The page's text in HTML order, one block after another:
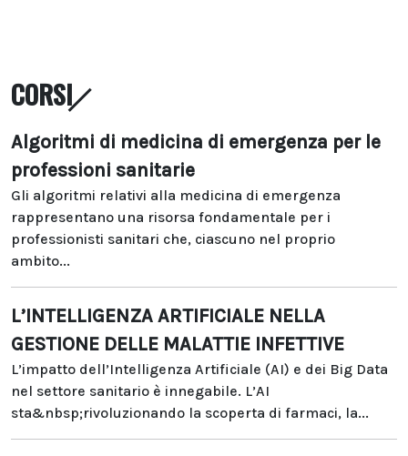
CORSI
Algoritmi di medicina di emergenza per le
professioni sanitarie
Gli algoritmi relativi alla medicina di emergenza
rappresentano una risorsa fondamentale per i
professionisti sanitari che, ciascuno nel proprio
ambito...
L’INTELLIGENZA ARTIFICIALE NELLA
GESTIONE DELLE MALATTIE INFETTIVE
L’impatto dell’Intelligenza Artificiale (AI) e dei Big Data
nel settore sanitario è innegabile. L’AI
sta&nbsp;rivoluzionando la scoperta di farmaci, la...